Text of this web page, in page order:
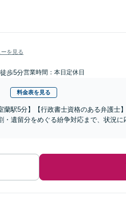
を見る
歩5分営業時間：本日定休日
料金表を見る
駅5分】【行政書士資格のある弁護士
・遺留分をめぐる紛争対応まで、状況